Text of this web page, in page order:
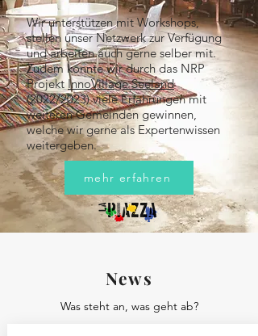
Wir unterstützen mit Workshops,
stellen unser Netzwerk zur Verfügung
und arbeiten auch gerne selber mit.
Zudem konnte wir durch das NRP
ProjektInnoVillage Seeland
(2022/2023) viele Erfahrungen mit
weiteren Gemeinden gewinnen,
welche wir gerne als Expertenwissen
weitergeben.
mehr erfahren
News
Was steht an, was geht ab?